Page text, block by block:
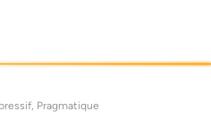
Pragmatique